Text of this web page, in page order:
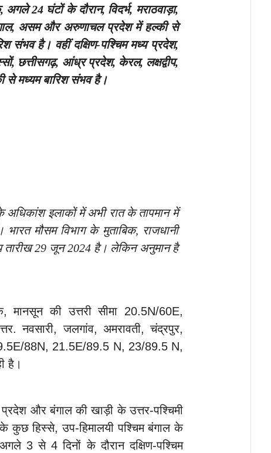
24 घंटों के दौरान, विदर्भ, मराठवाड़ा,
असम और अरुणाचल प्रदेश में हल्की से
संभव है। वहीं दक्षिण-पश्चिम मध्य प्रदेश,
छत्तीसगढ़, आंध्र प्रदेश, केरल, लक्षद्वीप,
से मध्यम बारिश संभव है।
अधिकांश इलाकों में अभी रात के तापमान में
मौसम विभाग के मुताबिक, राजधानी
तारीख 29 जून 2024 है। लेकिन अनुमान है
मानसून की उत्तरी सीमा 20.5N/60E,
नवसारी, जलगांव, अमरावती, चंद्रपुर,
88N, 21.5E/89.5 N, 23/89.5 N,
है।
और बंगाल की खाड़ी के उत्तर-पश्चिमी
कुछ हिस्से, उप-हिमालयी पश्चिम बंगाल के
3 से 4 दिनों के दौरान दक्षिण-पश्चिम